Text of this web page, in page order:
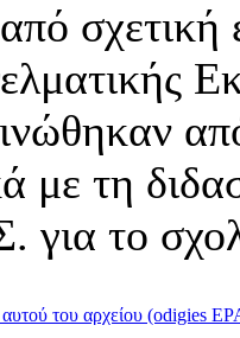
σχετική
με τη
το